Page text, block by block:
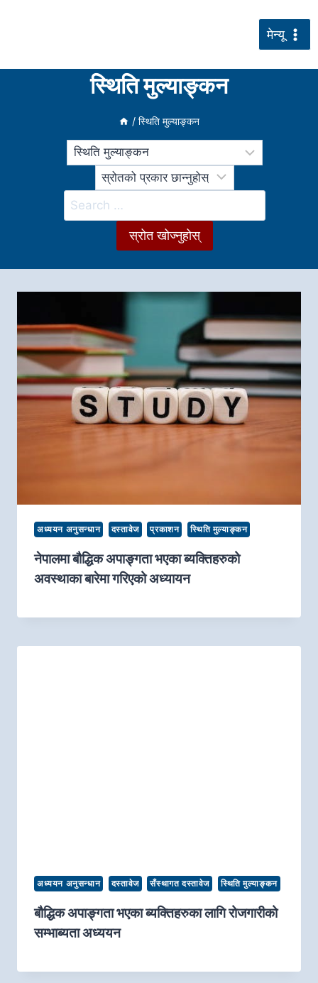
मेन्यू
स्थिति मुल्याङ्कन
/ स्थिति मुल्याङ्कन
अध्ययन अनुसन्धान दस्तावेज प्रकाशन स्थिति मुल्याङ्कन
नेपालमा बौद्धिक अपाङ्गता भएका ब्यक्तिहरुको
अवस्थाका बारेमा गरिएको अध्यायन
अध्ययन अनुसन्धान दस्तावेज सँस्थागत दस्तावेज स्थिति मुल्याङ्कन
बौद्धिक अपाङ्गता भएका ब्यक्तिहरुका लागि रोजगारीको
सम्भाब्यता अध्ययन